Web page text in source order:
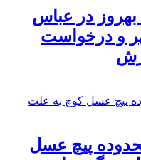
در عباس
و درخواست
پیچ عسل